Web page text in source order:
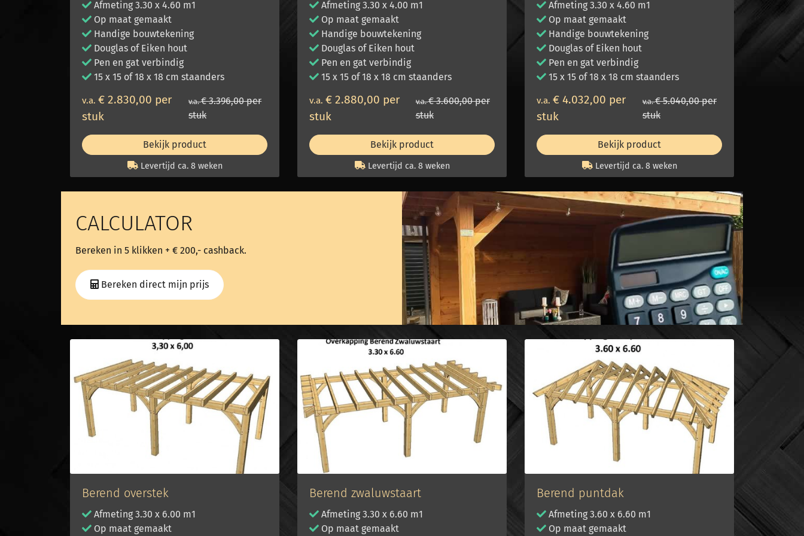
Afmeting 3.30 x 4.60 m1
Op maat gemaakt
Handige bouwtekening
Douglas of Eiken hout
Pen en gat verbindig
15 x 15 of 18 x 18 cm staanders
v.a. € 2.830,00 per
stuk
v.a.€ 3.396,00 per
stuk
Bekijk product
Levertijd ca. 8 weken
Afmeting 3.30 x 4.00 m1
Op maat gemaakt
Handige bouwtekening
Douglas of Eiken hout
Pen en gat verbindig
15 x 15 of 18 x 18 cm staanders
v.a. € 2.880,00 per
stuk
v.a.€ 3.600,00 per
stuk
Bekijk product
Levertijd ca. 8 weken
Afmeting 3.30 x 4.60 m1
Op maat gemaakt
Handige bouwtekening
Douglas of Eiken hout
Pen en gat verbindig
15 x 15 of 18 x 18 cm staanders
v.a. € 4.032,00 per
stuk
v.a.€ 5.040,00 per
stuk
Bekijk product
Levertijd ca. 8 weken
CALCULATOR
Bereken in 5 klikken + € 200,- cashback.
Bereken direct mijn prijs
Berend overstek
Afmeting 3.30 x 6.00 m1
Op maat gemaakt
Berend zwaluwstaart
Afmeting 3.30 x 6.60 m1
Op maat gemaakt
Berend puntdak
Afmeting 3.60 x 6.60 m1
Op maat gemaakt